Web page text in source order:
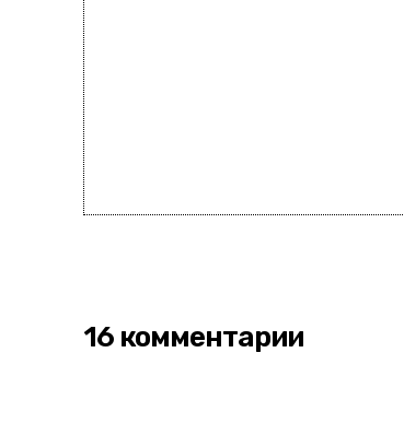
16 комментарии